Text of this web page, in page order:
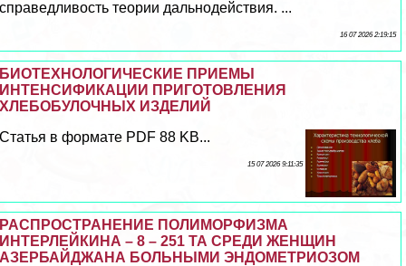
справедливость теории дальнодействия. ...
16 07 2026 2:19:15
БИОТЕХНОЛОГИЧЕСКИЕ ПРИЕМЫ
ИНТЕНСИФИКАЦИИ ПРИГОТОВЛЕНИЯ
ХЛЕБОБУЛОЧНЫХ ИЗДЕЛИЙ
Статья в формате PDF 88 KB...
15 07 2026 9:11:35
РАСПРОСТРАНЕНИЕ ПОЛИМОРФИЗМА
ИНТЕРЛЕЙКИНА – 8 – 251 ТА СРЕДИ ЖЕНЩИН
АЗЕРБАЙДЖАНА БОЛЬНЫМИ ЭНДОМЕТРИОЗОМ